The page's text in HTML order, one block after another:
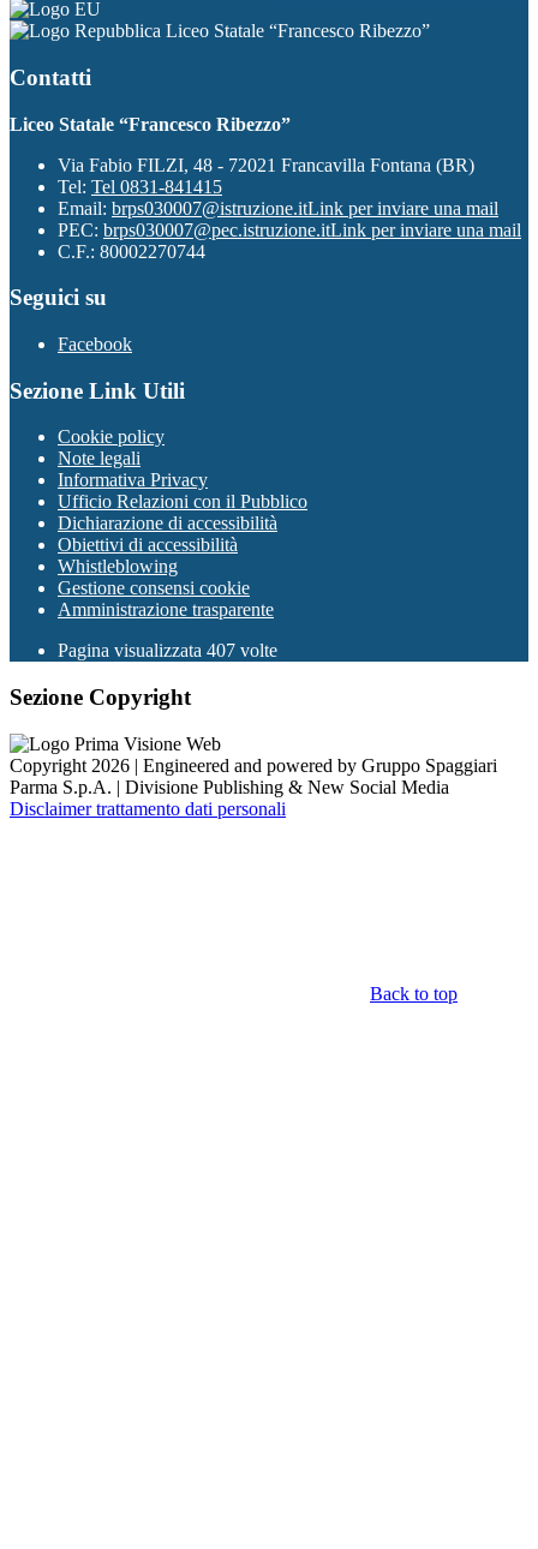
Liceo Statale “Francesco Ribezzo”
Contatti
Liceo Statale “Francesco Ribezzo”
Via Fabio FILZI, 48 - 72021 Francavilla Fontana (BR)
Tel: Tel 0831-841415
Email: brps030007@istruzione.itLink per inviare una mail
PEC: brps030007@pec.istruzione.itLink per inviare una mail
C.F.: 80002270744
Seguici su
Facebook
Sezione Link Utili
Cookie policy
Note legali
Informativa Privacy
Ufficio Relazioni con il Pubblico
Dichiarazione di accessibilità
Obiettivi di accessibilità
Whistleblowing
Gestione consensi cookie
Amministrazione trasparente
Pagina visualizzata 407 volte
Sezione Copyright
Copyright 2026 | Engineered and powered by Gruppo Spaggiari
Parma S.p.A. | Divisione Publishing & New Social Media
Disclaimer trattamento dati personali
Back to top